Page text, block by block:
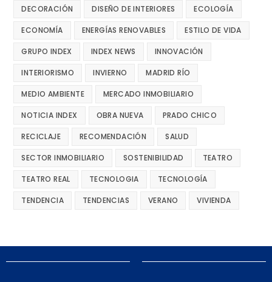
DECORACIÓN DISEÑO DE INTERIORES ECOLOGÍA
ECONOMÍA ENERGÍAS RENOVABLES ESTILO DE VIDA
GRUPO INDEX INDEX NEWS INNOVACIÓN
INTERIORISMO INVIERNO MADRID RÍO
MEDIO AMBIENTE MERCADO INMOBILIARIO
NOTICIA INDEX OBRA NUEVA PRADO CHICO
RECICLAJE RECOMENDACIÓN SALUD
SECTOR INMOBILIARIO SOSTENIBILIDAD TEATRO
TEATRO REAL TECNOLOGIA TECNOLOGÍA
TENDENCIA TENDENCIAS VERANO VIVIENDA